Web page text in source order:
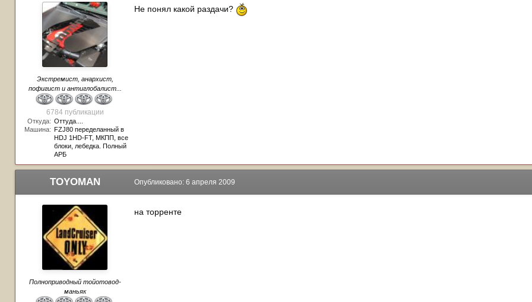
Экстремист, анархист,
пофигист и антиглобалист...
6784 публикации
Откуда: Оттуда....
Машина: FZJ80 переделанный в
HDJ 1HD-FT, МКПП, все
блоки, лебедка. Полный
АРБ
Не понял какой раздачи?
TOYOMAN
Полноприводный тойотовод-
маньяк
Опубликовано: 6 апреля 2009
на торренте